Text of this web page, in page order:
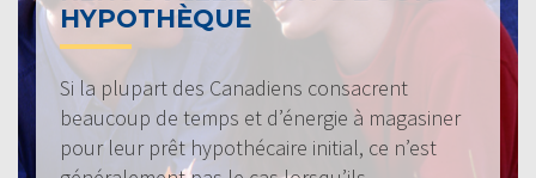
HYPOTHÈQUE
Si la plupart des Canadiens consacrent
beaucoup de temps et d’énergie à magasiner
pour leur prêt hypothécaire initial, ce n’est